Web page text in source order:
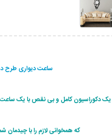
ساعت دیواری طرح
یک دکوراسیون کامل و بی نقص با یک ساعت
که همخوانی لازم را با چیدمان